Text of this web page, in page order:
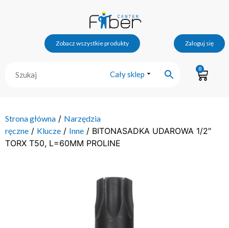
Zobacz wszystkie produkty Zaloguj się
Cały sklep
0
Strona główna / Narzędzia
ręczne / Klucze / Inne / BITONASADKA UDAROWA 1/2″
TORX T50, L=60MM PROLINE